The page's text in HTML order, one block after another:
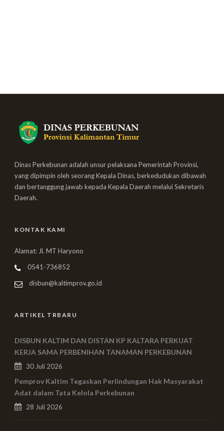
Dinas Perkebunan adalah unsur pelaksana Pemerintah Provinsi,
yang dipimpin oleh seorang Kepala Dinas, berkedudukan dibawah
dan bertanggung jawab kepada Kepala Daerah melalui Sekretaris
Daerah.
KONTAK KAMI
Alamat: Jl. MT Haryono
0541-736852
disbun@kaltimprov.go.id
ARTIKEL TRBARU
DISBUN KALTIM DAN DISTAN KP KALTARA PERKUAT
KERJA SAMA PERBENIHAN TANAMAN PERKEBUNAN
30 Juli 2026
Pemprov Kaltim Tegaskan Perlindungan Hak Masyarakat
Adat dalam Tata Kelola Perkebunan
28 Juli 2026